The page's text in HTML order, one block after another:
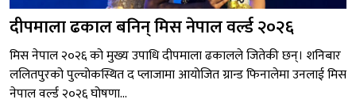
दीपमाला ढकाल बनिन् मिस नेपाल वर्ल्ड २०२६
मिस नेपाल २०२६ को मुख्य उपाधि दीपमाला ढकालले जितेकी छन्। शनिबार
ललितपुरको पुल्चोकस्थित द प्लाजामा आयोजित ग्रान्ड फिनालेमा उनलाई मिस
नेपाल वर्ल्ड २०२६ घोषणा...